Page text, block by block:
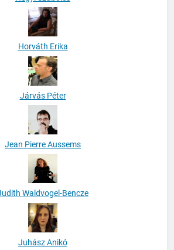
Horváth Erika
Járvás Péter
Jean Pierre Aussems
Waldvogel-Bencze
Juhász Anikó